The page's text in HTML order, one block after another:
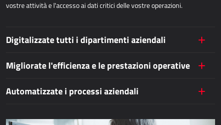
Power MES
Netronic - VAPS
APPROVVIGIONAMENTO
Dynamics 365 Business Central
vostre attività e l'accesso ai dati critici delle vostre operazioni.
Digitalizzate tutti i dipartimenti aziendali
Migliorate l'efficienza e le prestazioni operative
Automatizzate i processi aziendali